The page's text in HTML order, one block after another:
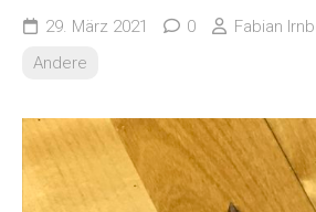
29. März 2021 0 Fabian
Andere